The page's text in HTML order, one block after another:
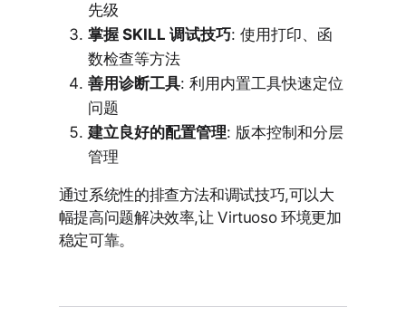
先级
掌握 SKILL 调试技巧: 使用打印、函
数检查等方法
善用诊断工具: 利用内置工具快速定位
问题
建立良好的配置管理: 版本控制和分层
管理
通过系统性的排查方法和调试技巧,可以大
幅提高问题解决效率,让 Virtuoso 环境更加
稳定可靠。